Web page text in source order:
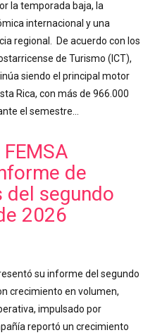
la temporada baja, la
internacional y una
regional. De acuerdo con los
de Turismo (ICT),
siendo el principal motor
Rica, con más de 966.000
el semestre…
de
del segundo
2026
su informe del segundo
crecimiento en volumen,
impulsado por
reportó un crecimiento